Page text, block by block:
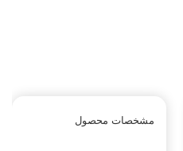
مشخصات محصول